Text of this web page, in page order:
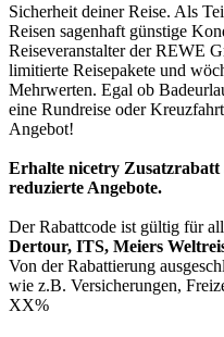
Sicherheit deiner Reise. Als
Reisen sagenhaft günstige
Reiseveranstalter der REWE
limitierte Reisepakete und
Mehrwerten. Egal ob
eine Rundreise oder
Angebot!
Erhalte nicetry Zusatzrabatt
reduzierte Angebote.
Der Rabattcode ist gültig für
Dertour, ITS, Meiers
Von der Rabattierung
wie z.B. Versicherungen,
XX%